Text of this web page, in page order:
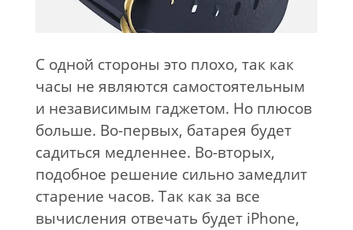
С одной стороны это плохо, так как
часы не являются самостоятельным
и независимым гаджетом. Но плюсов
больше. Во-первых, батарея будет
садиться медленнее. Во-вторых,
подобное решение сильно замедлит
старение часов. Так как за все
вычисления отвечать будет iPhone,